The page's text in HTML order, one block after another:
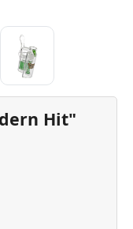
Hit"